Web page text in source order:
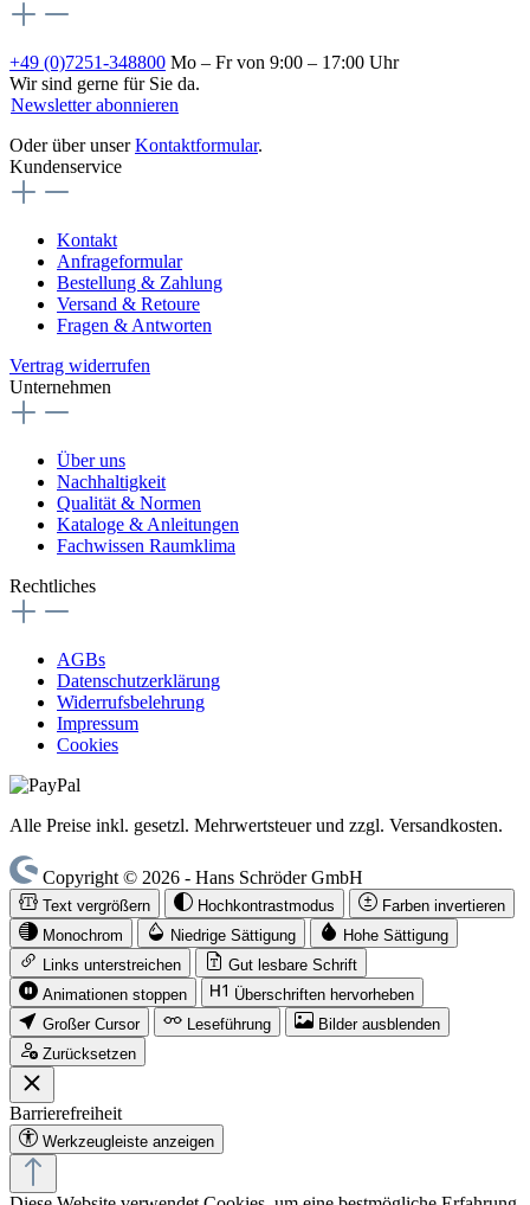
+49 (0)7251-348800 Mo – Fr von 9:00 – 17:00 Uhr
Wir sind gerne für Sie da.
Newsletter abonnieren
Oder über unserKontaktformular.
Kundenservice
Kontakt
Anfrageformular
Bestellung & Zahlung
Versand & Retoure
Fragen & Antworten
Vertrag widerrufen
Unternehmen
Über uns
Nachhaltigkeit
Qualität & Normen
Kataloge & Anleitungen
Fachwissen Raumklima
Rechtliches
AGBs
Datenschutzerklärung
Widerrufsbelehrung
Impressum
Cookies
Alle Preise inkl. gesetzl. Mehrwertsteuer und zzgl. Versandkosten.
Copyright © 2026 - Hans Schröder GmbH
Text vergrößern Hochkontrastmodus
Farben invertieren
Monochrom
Niedrige Sättigung
Hohe Sättigung
Links unterstreichen
Gut lesbare Schrift
Animationen stoppen
Überschriften hervorheben
Großer Cursor
Leseführung
Bilder ausblenden
Zurücksetzen
Barrierefreiheit
Werkzeugleiste anzeigen